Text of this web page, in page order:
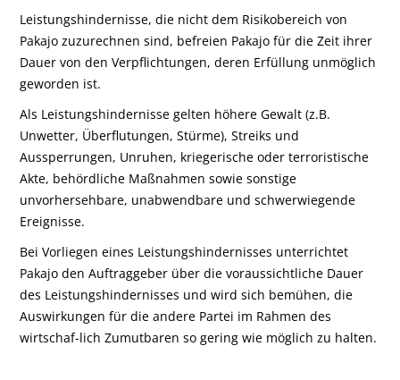
Leistungshindernisse, die nicht dem Risikobereich von
Pakajo zuzurechnen sind, befreien Pakajo für die Zeit ihrer
Dauer von den Verpflichtungen, deren Erfüllung unmöglich
geworden ist.
Als Leistungshindernisse gelten höhere Gewalt (z.B.
Unwetter, Überflutungen, Stürme), Streiks und
Aussperrungen, Unruhen, kriegerische oder terroristische
Akte, behördliche Maßnahmen sowie sonstige
unvorhersehbare, unabwendbare und schwerwiegende
Ereignisse.
Bei Vorliegen eines Leistungshindernisses unterrichtet
Pakajo den Auftraggeber über die voraussichtliche Dauer
des Leistungshindernisses und wird sich bemühen, die
Auswirkungen für die andere Partei im Rahmen des
wirtschaf-lich Zumutbaren so gering wie möglich zu halten.